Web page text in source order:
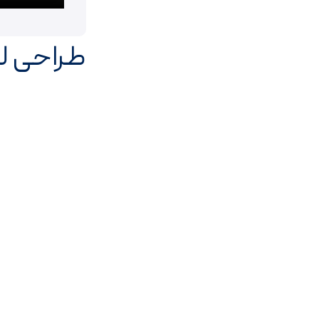
طراحی